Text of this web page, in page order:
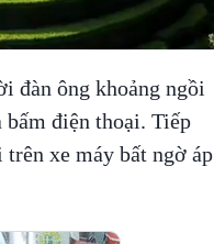
đàn ông khoảng ngồi
điện thoại. Tiếp
xe máy bất ngờ áp